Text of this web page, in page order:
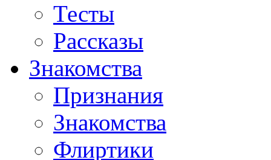
Тесты
Рассказы
Знакомства
Признания
Знакомства
Флиртики